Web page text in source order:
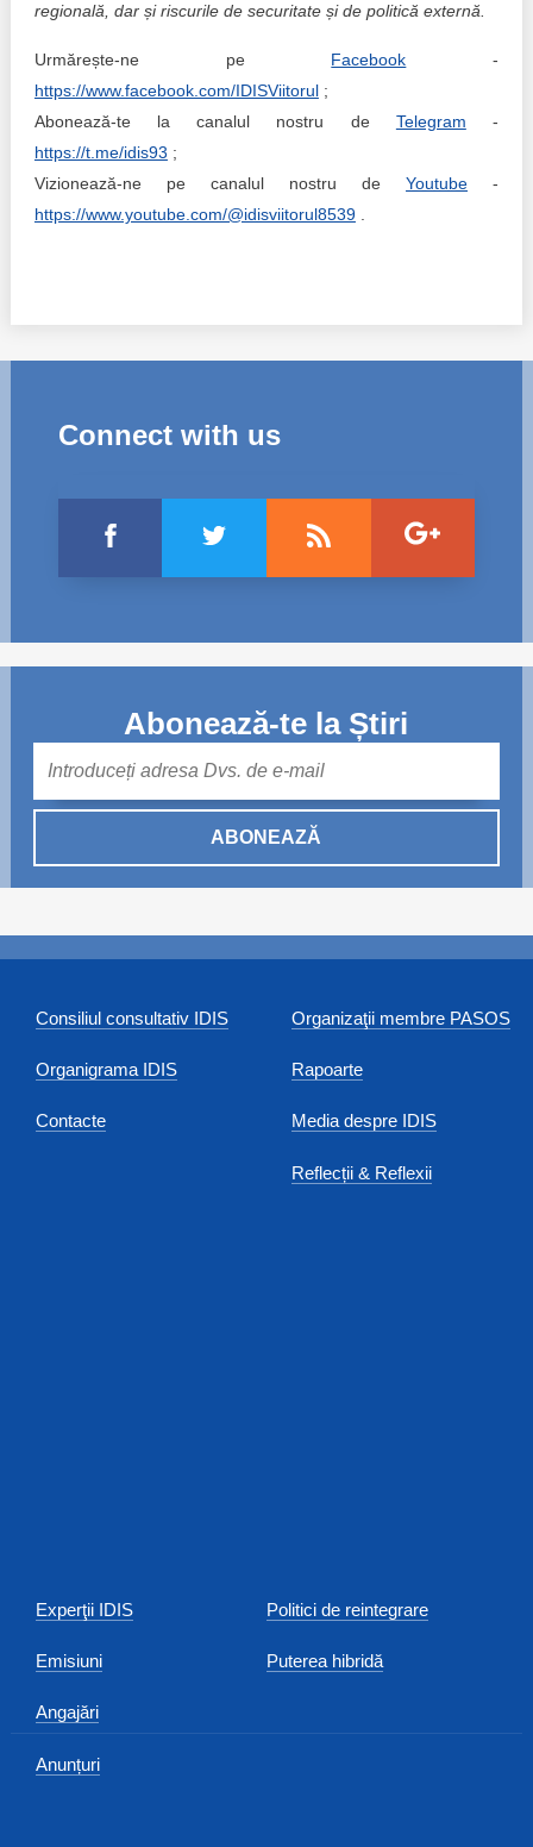
regională, dar și riscurile de securitate și de politică externă.
Urmărește-ne pe Facebook -
https://www.facebook.com/IDISViitorul;
Abonează-te la canalul nostru de Telegram -
https://t.me/idis93 ;
Vizionează-ne pe canalul nostru deYoutube -
https://www.youtube.com/@idisviitorul8539.
Connect with us
Abonează-te la Știri
ABONEAZĂ
Consiliul consultativ IDIS
Organigrama IDIS
Contacte
Organizaţii membre PASOS
Rapoarte
Media despre IDIS
Reflecții & Reflexii
Experţii IDIS
Emisiuni
Angajări
Anunțuri
Politici de reintegrare
Puterea hibridă